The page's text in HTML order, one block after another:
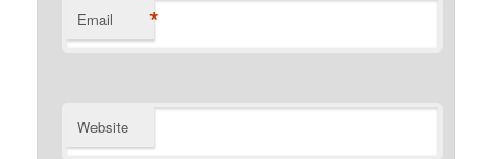
Email *
Website